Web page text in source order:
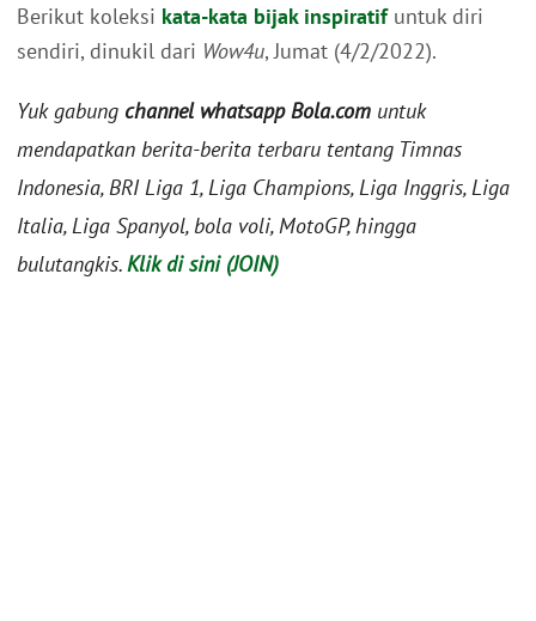
Berikut koleksi kata-kata bijak inspiratifuntuk diri
sendiri, dinukil dari Wow4u, Jumat (4/2/2022).
Yuk gabung channel whatsapp Bola.com untuk
mendapatkan berita-berita terbaru tentang Timnas
Indonesia, BRI Liga 1, Liga Champions, Liga Inggris, Liga
Italia, Liga Spanyol, bola voli, MotoGP, hingga
bulutangkis.Klik di sini (JOIN)